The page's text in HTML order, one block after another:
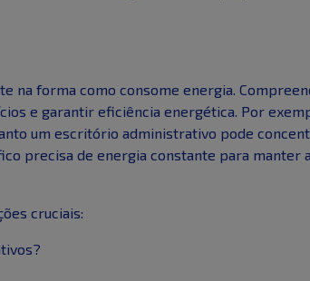
na forma como consome energia.
e garantir eficiência energética. Por
um escritório administrativo pode
precisa de energia constante para manter
cruciais: